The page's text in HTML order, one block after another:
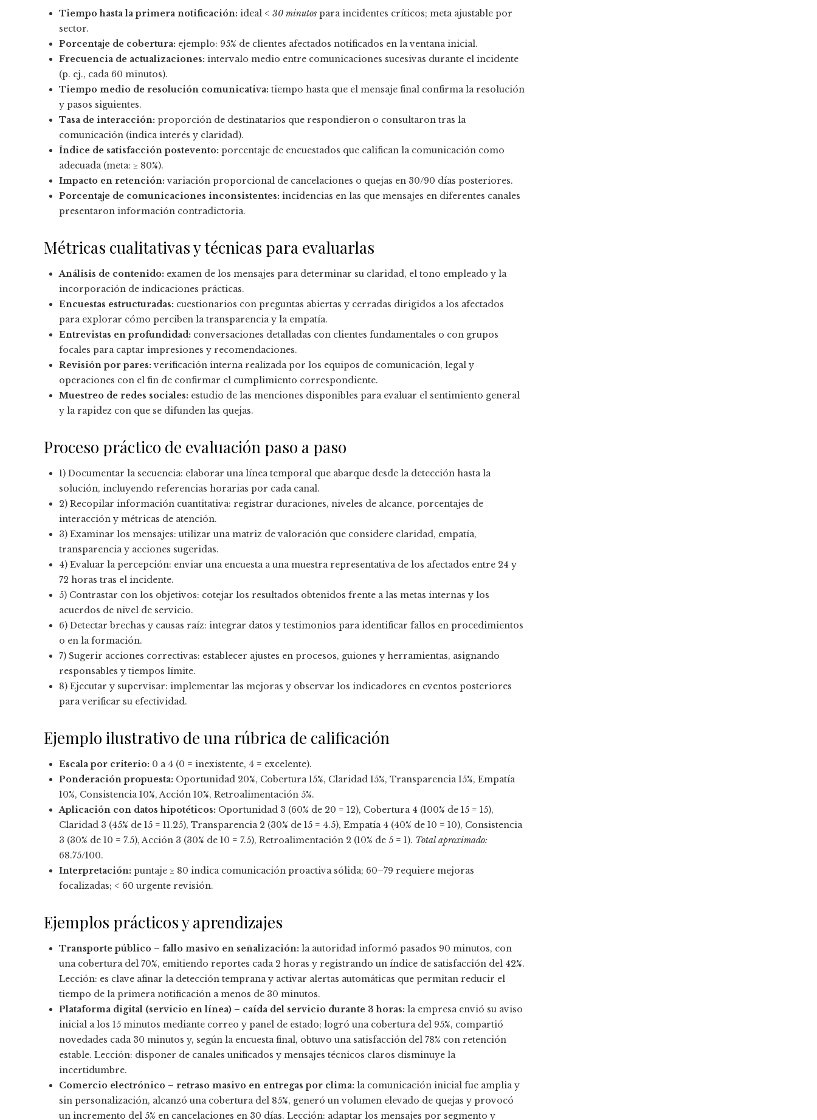
Tiempo hasta la primera notificación: ideal < 30 minutos para incidentes críticos; meta ajustable por
sector.
Porcentaje de cobertura: ejemplo: 95% de clientes afectados notificados en la ventana inicial.
Frecuencia de actualizaciones: intervalo medio entre comunicaciones sucesivas durante el incidente
(p. ej., cada 60 minutos).
Tiempo medio de resolución comunicativa: tiempo hasta que el mensaje final confirma la resolución
y pasos siguientes.
Tasa de interacción: proporción de destinatarios que respondieron o consultaron tras la
comunicación (indica interés y claridad).
Índice de satisfacción postevento: porcentaje de encuestados que califican la comunicación como
adecuada (meta: ≥ 80%).
Impacto en retención: variación proporcional de cancelaciones o quejas en 30/90 días posteriores.
Porcentaje de comunicaciones inconsistentes: incidencias en las que mensajes en diferentes canales
presentaron información contradictoria.
Métricas cualitativas y técnicas para evaluarlas
Análisis de contenido: examen de los mensajes para determinar su claridad, el tono empleado y la
incorporación de indicaciones prácticas.
Encuestas estructuradas: cuestionarios con preguntas abiertas y cerradas dirigidos a los afectados
para explorar cómo perciben la transparencia y la empatía.
Entrevistas en profundidad: conversaciones detalladas con clientes fundamentales o con grupos
focales para captar impresiones y recomendaciones.
Revisión por pares: verificación interna realizada por los equipos de comunicación, legal y
operaciones con el fin de confirmar el cumplimiento correspondiente.
Muestreo de redes sociales: estudio de las menciones disponibles para evaluar el sentimiento general
y la rapidez con que se difunden las quejas.
Proceso práctico de evaluación paso a paso
1) Documentar la secuencia: elaborar una línea temporal que abarque desde la detección hasta la
solución, incluyendo referencias horarias por cada canal.
2) Recopilar información cuantitativa: registrar duraciones, niveles de alcance, porcentajes de
interacción y métricas de atención.
3) Examinar los mensajes: utilizar una matriz de valoración que considere claridad, empatía,
transparencia y acciones sugeridas.
4) Evaluar la percepción: enviar una encuesta a una muestra representativa de los afectados entre 24 y
72 horas tras el incidente.
5) Contrastar con los objetivos: cotejar los resultados obtenidos frente a las metas internas y los
acuerdos de nivel de servicio.
6) Detectar brechas y causas raíz: integrar datos y testimonios para identificar fallos en procedimientos
o en la formación.
7) Sugerir acciones correctivas: establecer ajustes en procesos, guiones y herramientas, asignando
responsables y tiempos límite.
8) Ejecutar y supervisar: implementar las mejoras y observar los indicadores en eventos posteriores
para verificar su efectividad.
Ejemplo ilustrativo de una rúbrica de calificación
Escala por criterio: 0 a 4 (0 = inexistente, 4 = excelente).
Ponderación propuesta: Oportunidad 20%, Cobertura 15%, Claridad 15%, Transparencia 15%, Empatía
10%, Consistencia 10%, Acción 10%, Retroalimentación 5%.
Aplicación con datos hipotéticos: Oportunidad 3 (60% de 20 = 12), Cobertura 4 (100% de 15 = 15),
Claridad 3 (45% de 15 = 11.25), Transparencia 2 (30% de 15 = 4.5), Empatía 4 (40% de 10 = 10), Consistencia
3 (30% de 10 = 7.5), Acción 3 (30% de 10 = 7.5), Retroalimentación 2 (10% de 5 = 1). Total aproximado:
68.75/100.
Interpretación: puntaje ≥ 80 indica comunicación proactiva sólida; 60–79 requiere mejoras
focalizadas; < 60 urgente revisión.
Ejemplos prácticos y aprendizajes
Transporte público – fallo masivo en señalización: la autoridad informó pasados 90 minutos, con
una cobertura del 70%, emitiendo reportes cada 2 horas y registrando un índice de satisfacción del 42%.
Lección: es clave afinar la detección temprana y activar alertas automáticas que permitan reducir el
tiempo de la primera notificación a menos de 30 minutos.
Plataforma digital (servicio en línea) – caída del servicio durante 3 horas: la empresa envió su aviso
inicial a los 15 minutos mediante correo y panel de estado; logró una cobertura del 95%, compartió
novedades cada 30 minutos y, según la encuesta final, obtuvo una satisfacción del 78% con retención
estable. Lección: disponer de canales unificados y mensajes técnicos claros disminuye la
incertidumbre.
Comercio electrónico – retraso masivo en entregas por clima: la comunicación inicial fue amplia y
sin personalización, alcanzó una cobertura del 85%, generó un volumen elevado de quejas y provocó
un incremento del 5% en cancelaciones en 30 días. Lección: adaptar los mensajes por segmento y